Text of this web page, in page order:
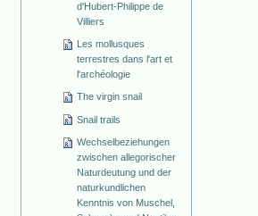
d'Hubert-Philippe de
Villiers
Les mollusques
terrestres dans l'art et
l'archéologie
The virgin snail
Snail trails
Wechselbeziehungen
zwischen allegorischer
Naturdeutung und der
naturkundlichen
Kenntnis von Muschel,